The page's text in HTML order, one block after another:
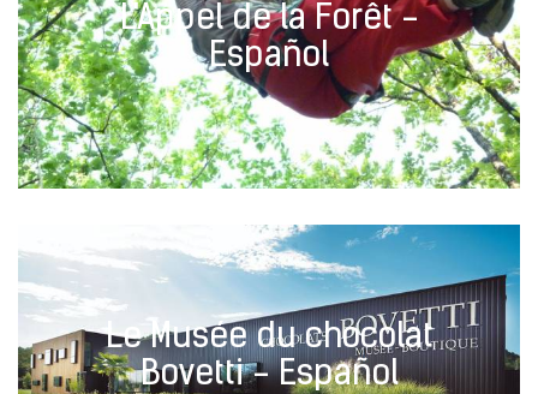
L'Appel de la Forêt -
Español
Le Musée du chocolat
Bovetti - Español